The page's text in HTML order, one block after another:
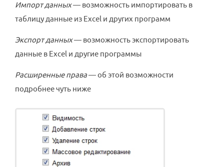
Импорт данных— возможность импортировать в
таблицу данные из Excel и других программ
Экспорт данных— возможность экспортировать
данные в Excel и другие программы
Расширенные права— об этой возможности
подробнее чуть ниже